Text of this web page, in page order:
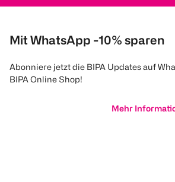
Mit WhatsApp -10% sparen
Abonniere jetzt die BIPA Updates auf
BIPA Online Shop!
Mehr